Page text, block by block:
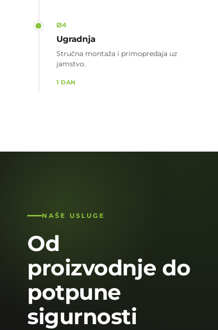
04
Ugradnja
Stručna montaža i primopredaja uz
jamstvo.
1 DAN
NAŠE USLUGE
Od
proizvodnje do
potpune
sigurnosti